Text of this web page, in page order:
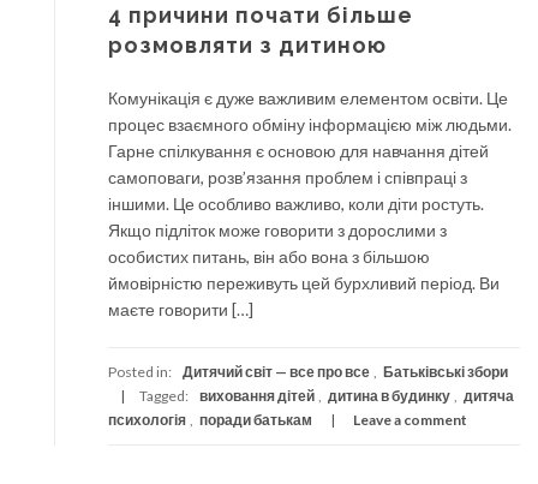
4 причини почати більше
розмовляти з дитиною
Комунікація є дуже важливим елементом освіти. Це
процес взаємного обміну інформацією між людьми.
Гарне спілкування є основою для навчання дітей
самоповаги, розв’язання проблем і співпраці з
іншими. Це особливо важливо, коли діти ростуть.
Якщо підліток може говорити з дорослими з
особистих питань, він або вона з більшою
ймовірністю переживуть цей бурхливий період. Ви
маєте говорити […]
Posted in: Дитячий світ — все про все
Батьківські збори
Tagged:
виховання дітей дитина в будинку
дитяча
психологія
поради батькам Leave a comment